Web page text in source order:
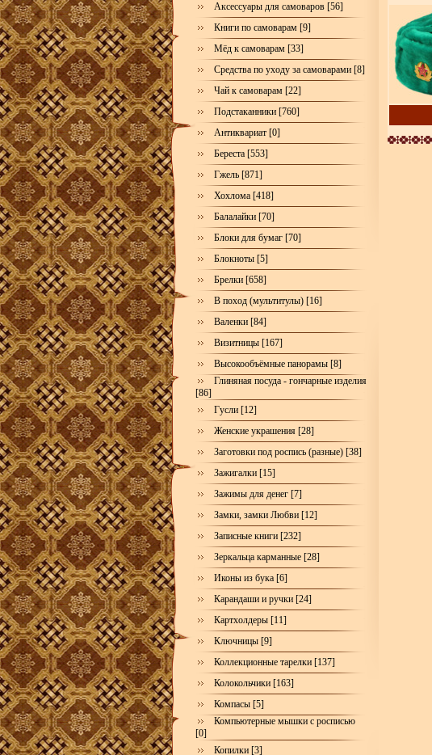
Аксессуары для самоваров [56]
Книги по самоварам [9]
Мёд к самоварам [33]
Средства по уходу за самоварами [8]
Чай к самоварам [22]
Подстаканники [760]
Антиквариат [0]
Береста [553]
Гжель [871]
Хохлома [418]
Балалайки [70]
Блоки для бумаг [70]
Блокноты [5]
Брелки [658]
В поход (мультитулы) [16]
Валенки [84]
Визитницы [167]
Высокообъёмные панорамы [8]
Глиняная посуда - гончарные изделия
[86]
Гусли [12]
Женские украшения [28]
Заготовки под роспись (разные) [38]
Зажигалки [15]
Зажимы для денег [7]
Замки, замки Любви [12]
Записные книги [232]
Зеркальца карманные [28]
Иконы из бука [6]
Карандаши и ручки [24]
Картхолдеры [11]
Ключницы [9]
Коллекционные тарелки [137]
Колокольчики [163]
Компасы [5]
Компьютерные мышки с росписью
[0]
Копилки [3]